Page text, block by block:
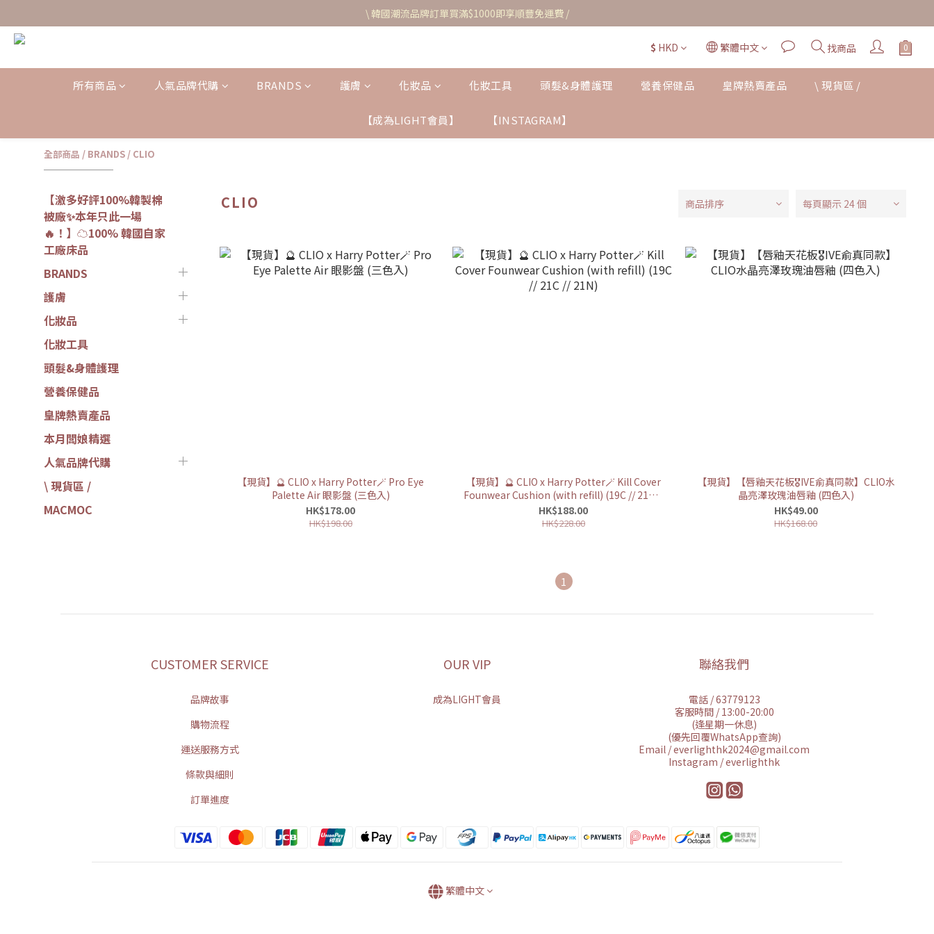
\ 韓國潮流品牌訂單買滿$1000即享順豐免運費 /
$ HKD 繁體中文 找商品
所有商品 人氣品牌代購 BRANDS 護膚 化妝品 化妝工具 頭髮&身體護理 營養保健品 皇牌熱賣產品 \ 現貨區 /
【成為LIGHT會員】 【INSTAGRAM】
全部商品 / BRANDS / CLIO
【激多好評100%韓製棉
被廠✨本年只此一場
🔥！】☁️100% 韓國自家
工廠床品
BRANDS
護膚
化妝品
化妝工具
頭髮&身體護理
營養保健品
皇牌熱賣產品
本月闆娘精選
人氣品牌代購
\ 現貨區 /
MACMOC
CLIO 商品排序 每頁顯示 24 個
【現貨】🔮 CLIO x Harry Potter🪄 Pro Eye
Palette Air 眼影盤 (三色入)
HK$178.00
HK$198.00
【現貨】🔮 CLIO x Harry Potter🪄 Kill Cover
Founwear Cushion (with refill) (19C // 21C //
21N)
HK$188.00
HK$228.00
【現貨】【唇釉天花板🎖IVE俞真同款】CLIO水
晶亮澤玫瑰油唇釉 (四色入)
HK$49.00
HK$168.00
1
CUSTOMER SERVICE
品牌故事
購物流程
運送服務方式
條款與細則
訂單進度
OUR VIP
成為LIGHT會員
聯絡我們
電話 / 63779123
客服時間 / 13:00-20:00
(逢星期一休息)
(優先回覆WhatsApp查詢)
Email / everlighthk2024@gmail.com
Instagram / everlighthk
繁體中文